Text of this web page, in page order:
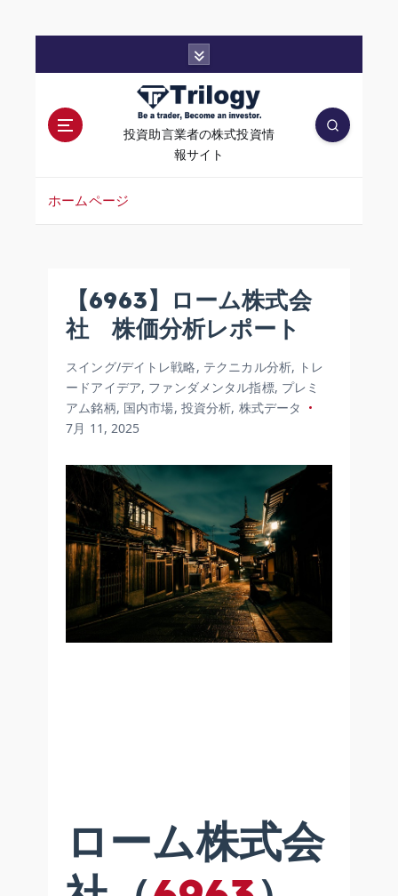
投資助言業者の株式投資情
報サイト
ホームページ
【6963】ローム株式会
社 株価分析レポート
スイング/デイトレ戦略, テクニカル分析, トレ
ードアイデア, ファンダメンタル指標, プレミ
アム銘柄, 国内市場, 投資分析, 株式データ
7月 11, 2025
ローム株式会